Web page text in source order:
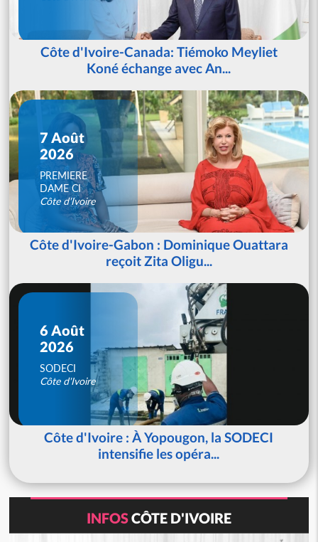
Côte d'Ivoire-Canada: Tiémoko Meyliet
Koné échange avec An...
7 Août
2026
PREMIERE
DAME CI
Côte d'Ivoire
Côte d'Ivoire-Gabon : Dominique Ouattara
reçoit Zita Oligu...
6 Août
2026
SODECI
Côte d'Ivoire
Côte d'Ivoire : À Yopougon, la SODECI
intensifie les opéra...
INFOSCÔTE D'IVOIRE